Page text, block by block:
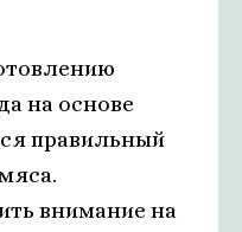
на основе
правильный
внимание на